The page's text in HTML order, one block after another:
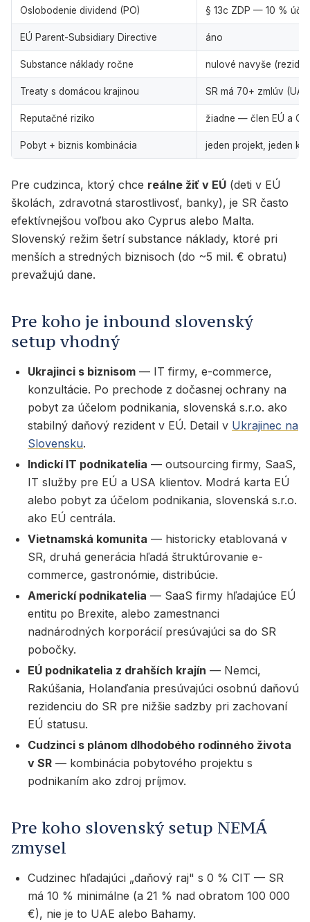
Oslobodenie dividend (PO) § 13c ZDP — 10 %
EÚ Parent-Subsidiary Directive áno
Substance náklady ročne nulové navyše
Treaty s domácou krajinou SR má 70+ zmlúv (UA,
Reputačné riziko žiadne — člen EÚ a
Pobyt + biznis kombinácia jeden projekt, jeden
Pre cudzinca, ktorý chce reálne žiť v EÚ (deti v EÚ
školách, zdravotná starostlivosť, banky), je SR často
efektívnejšou voľbou ako Cyprus alebo Malta.
Slovenský režim šetrí substance náklady, ktoré pri
menších a stredných biznisoch (do ~5 mil. € obratu)
prevažujú dane.
Pre koho je inbound slovenský
setup vhodný
Ukrajinci s biznisom — IT firmy, e-commerce,
konzultácie. Po prechode z dočasnej ochrany na
pobyt za účelom podnikania, slovenská s.r.o. ako
stabilný daňový rezident v EÚ. Detail v Ukrajinec na
Slovensku.
Indickí IT podnikatelia — outsourcing firmy, SaaS,
IT služby pre EÚ a USA klientov. Modrá karta EÚ
alebo pobyt za účelom podnikania, slovenská s.r.o.
ako EÚ centrála.
Vietnamská komunita — historicky etablovaná v
SR, druhá generácia hľadá štruktúrovanie e-
commerce, gastronómie, distribúcie.
Americkí podnikatelia — SaaS firmy hľadajúce EÚ
entitu po Brexite, alebo zamestnanci
nadnárodných korporácií presúvajúci sa do SR
pobočky.
EÚ podnikatelia z drahších krajín — Nemci,
Rakúšania, Holanďania presúvajúci osobnú daňovú
rezidenciu do SR pre nižšie sadzby pri zachovaní
EÚ statusu.
Cudzinci s plánom dlhodobého rodinného života
v SR — kombinácia pobytového projektu s
podnikaním ako zdroj príjmov.
Pre koho slovenský setup NEMÁ
zmysel
Cudzinec hľadajúci „daňový raj" s 0 % CIT — SR
má 10 % minimálne (a 21 % nad obratom 100 000
€), nie je to UAE alebo Bahamy.